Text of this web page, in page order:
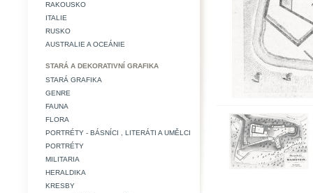
RAKOUSKO
ITALIE
RUSKO
AUSTRALIE A OCEÁNIE
STARÁ A DEKORATIVNÍ GRAFIKA
STARÁ GRAFIKA
GENRE
FAUNA
FLORA
PORTRÉTY - BÁSNÍCI , LITERÁTI A UMĚLCI
PORTRÉTY
MILITARIA
HERALDIKA
KRESBY